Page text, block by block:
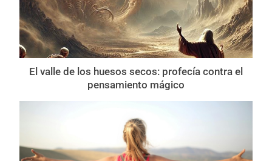
El valle de los huesos secos: profecía contra el
pensamiento mágico